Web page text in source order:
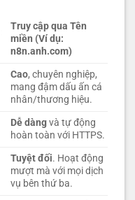
Truy cập qua Tên
miền (Ví dụ:
n8n.anh.com)
Cao, chuyên nghiệp,
mang đậm dấu ấn cá
nhân/thương hiệu.
Dễ dàngvà tự động
hoàn toàn với HTTPS.
Tuyệt đối. Hoạt động
mượt mà với mọi dịch
vụ bên thứ ba.